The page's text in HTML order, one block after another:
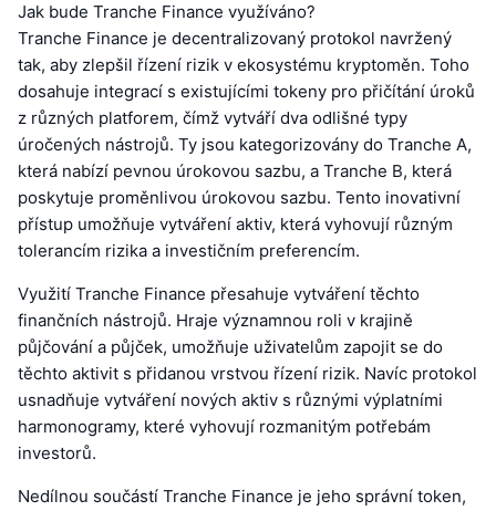
Jak bude Tranche Finance využíváno?
Tranche Finance je decentralizovaný protokol navržený
tak, aby zlepšil řízení rizik v ekosystému kryptoměn. Toho
dosahuje integrací s existujícími tokeny pro přičítání úroků
z různých platforem, čímž vytváří dva odlišné typy
úročených nástrojů. Ty jsou kategorizovány do Tranche A,
která nabízí pevnou úrokovou sazbu, a Tranche B, která
poskytuje proměnlivou úrokovou sazbu. Tento inovativní
přístup umožňuje vytváření aktiv, která vyhovují různým
tolerancím rizika a investičním preferencím.
Využití Tranche Finance přesahuje vytváření těchto
finančních nástrojů. Hraje významnou roli v krajině
půjčování a půjček, umožňuje uživatelům zapojit se do
těchto aktivit s přidanou vrstvou řízení rizik. Navíc protokol
usnadňuje vytváření nových aktiv s různými výplatními
harmonogramy, které vyhovují rozmanitým potřebám
investorů.
Nedílnou součástí Tranche Finance je jeho správní token,